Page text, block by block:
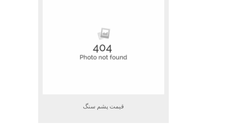
قیمت پشم سنگ